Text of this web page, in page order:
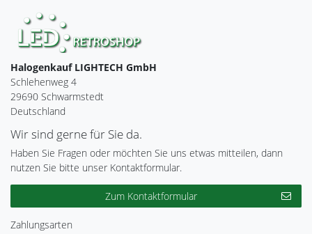
Halogenkauf LIGHTECH GmbH
Schlehenweg 4
29690 Schwarmstedt
Deutschland
Wir sind gerne für Sie da.
Haben Sie Fragen oder möchten Sie uns etwas mitteilen, dann
nutzen Sie bitte unser Kontaktformular.
Zum Kontaktformular
Zahlungsarten